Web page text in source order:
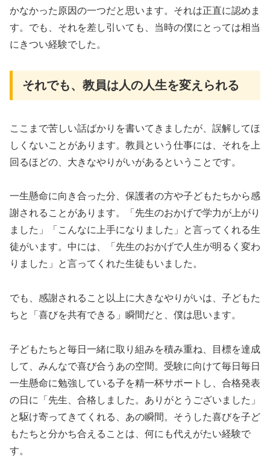
かなかった原因の一つだと思います。それは正直に認めま
す。でも、それを差し引いても、当時の僕にとっては相当
にきつい経験でした。
それでも、教員は人の人生を変えられる
ここまで苦しい話ばかりを書いてきましたが、誤解してほ
しくないことがあります。教員という仕事には、それを上
回るほどの、大きなやりがいがあるということです。
一生懸命に向き合った分、保護者の方や子どもたちから感
謝されることがあります。「先生のおかげで学力が上がり
ました」「こんなに上手になりました」と言ってくれる生
徒がいます。中には、「先生のおかげで人生が明るく変わ
りました」と言ってくれた生徒もいました。
でも、感謝されること以上に大きなやりがいは、子どもた
ちと「喜びを共有できる」瞬間だと、僕は思います。
子どもたちと毎日一緒に取り組みを積み重ね、目標を達成
して、みんなで喜び合うあの空間。受験に向けて毎日毎日
一生懸命に勉強している子を精一杯サポートし、合格発表
の日に「先生、合格しました。ありがとうございました」
と駆け寄ってきてくれる、あの瞬間。そうした喜びを子ど
もたちと分かち合えることは、何にも代えがたい経験で
す。